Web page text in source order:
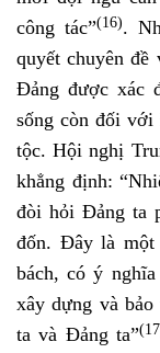
công tác”(16).
quyết chuyên
Đảng được xác
sống còn đối với
tộc. Hội nghị
khẳng định:
đòi hỏi Đảng ta
đốn. Đây là một
bách, có ý
xây dựng và
ta và Đảng ta”